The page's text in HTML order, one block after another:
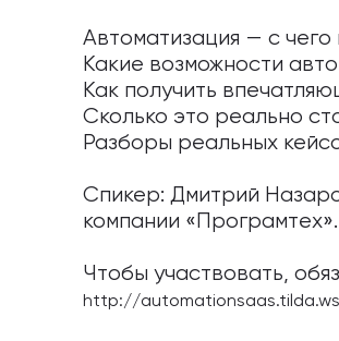
Автоматизация — с чего
Какие возможности
Как получить
Сколько это реально
Разборы реальных
Спикер: Дмитрий
компании «Програмтех».
Чтобы участвовать,
http://